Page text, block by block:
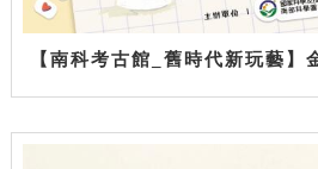
【南科考古館_舊時代新玩藝】